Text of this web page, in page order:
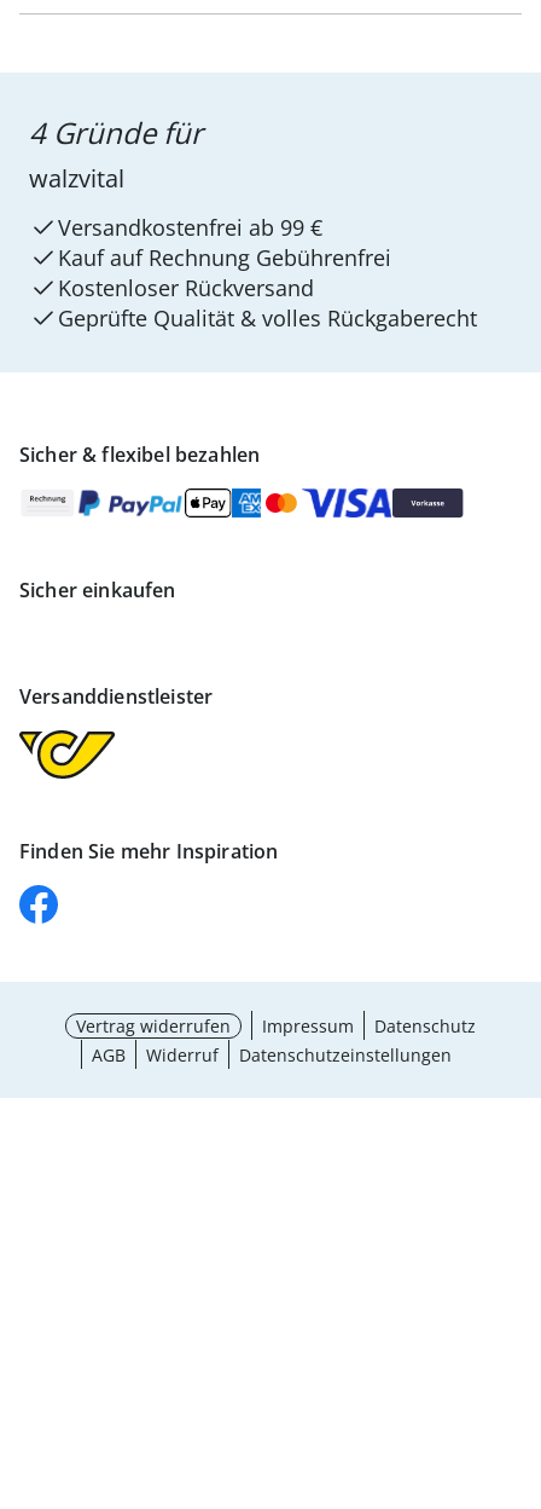
Sicher & flexibel bezahlen
Sicher einkaufen
Versanddienstleister
Finden Sie mehr Inspiration
4 Gründe für
walzvital
Versandkostenfrei ab 99 €
Kauf auf Rechnung Gebührenfrei
Kostenloser Rückversand
Geprüfte Qualität & volles Rückgaberecht
Vertrag widerrufen Impressum
Datenschutz
AGB
Widerruf Datenschutzeinstellungen